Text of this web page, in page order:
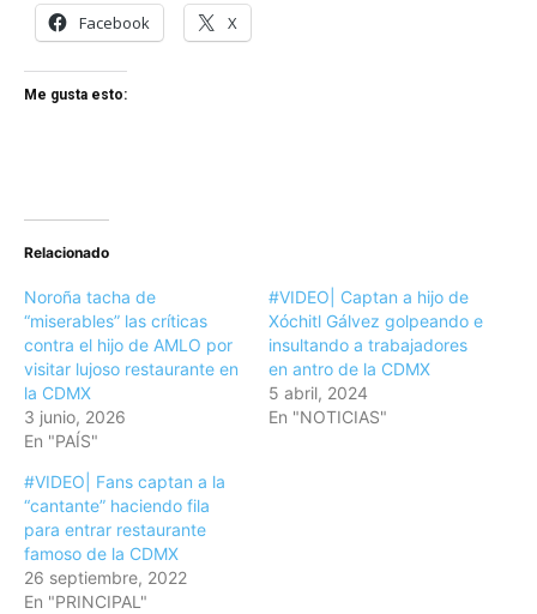
Facebook X
Me gusta esto:
Relacionado
Noroña tacha de
“miserables” las críticas
contra el hijo de AMLO por
visitar lujoso restaurante en
la CDMX
3 junio, 2026
En "PAÍS"
#VIDEO| Captan a hijo de
Xóchitl Gálvez golpeando e
insultando a trabajadores
en antro de la CDMX
5 abril, 2024
En "NOTICIAS"
#VIDEO| Fans captan a la
“cantante” haciendo fila
para entrar restaurante
famoso de la CDMX
26 septiembre, 2022
En "PRINCIPAL"